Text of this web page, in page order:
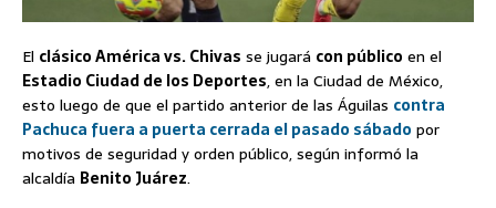
El clásico América vs. Chivas se jugará con público en el
Estadio Ciudad de los Deportes, en la Ciudad de México,
esto luego de que el partido anterior de las Águilas contra
Pachuca fuera a puerta cerrada el pasado sábado por
motivos de seguridad y orden público, según informó la
alcaldía Benito Juárez.